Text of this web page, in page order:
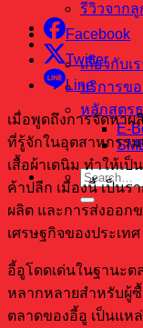
รีวิวจากลู
บริการจัดกรุ๊ปทั
ติดต่อเรา
เกี่ยวกับเ
บริการขอ
หลักสูตร
E-
Facebook
Twitter
Line
เมื่อพูดถึงการจัดหา
ที่รู้จักในอุตสาหกรรม
เสื้อผ้าเดนิม ทำให้เ
ค้าปลีก เมืองนี้ เป็น
ผลิต และการส่งออ
เศรษฐกิจของประเทศ
อี้อูโดดเด่นในฐานะ
หลากหลายสำหรับผู้
ตลาดของอี้อู เป็นแห